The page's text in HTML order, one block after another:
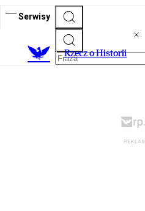
Serwisy
Rzecz o Historii